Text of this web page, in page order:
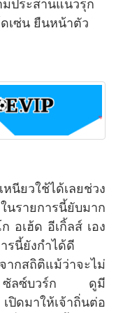
มประสานแนวรุก
ดเซ่น ยืนหน้าตัว
ยวใช้ได้เลยช่วง
นรายการนี้ยับมาก
อเฮ้ด อีเกิ้ลส์ เอง
รนี้ยังกำได้ดี
กสถิติแม้ว่าจะไม่
ซัลซ์บวร์ก ดูมี
ดมาให้เจ้าถิ่นต่อ